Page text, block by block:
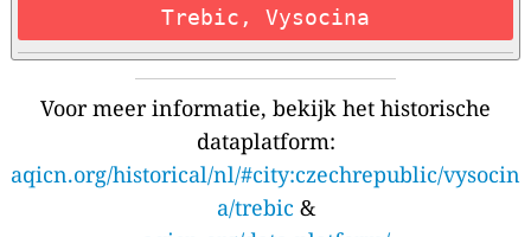
Trebic, Vysocina
Voor meer informatie, bekijk het historische
dataplatform:
aqicn.org/historical/nl/#city:czechrepublic/vysocin
a/trebic &